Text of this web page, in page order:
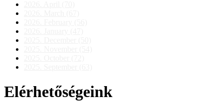
Elérhetőségeink